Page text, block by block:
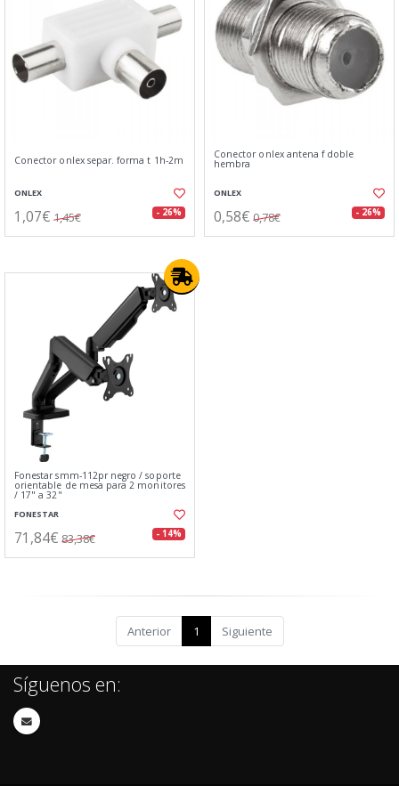
Conector onlex separ. forma t 1h-2m
ONLEX
1,07€ 1,45€ - 26%
Conector onlex antena f doble
hembra
ONLEX
0,58€ 0,78€ - 26%
Fonestar smm-112pr negro / soporte
orientable de mesa para 2 monitores
/ 17" a 32"
FONESTAR
71,84€ 83,38€ - 14%
Anterior 1 Siguiente
Síguenos en: